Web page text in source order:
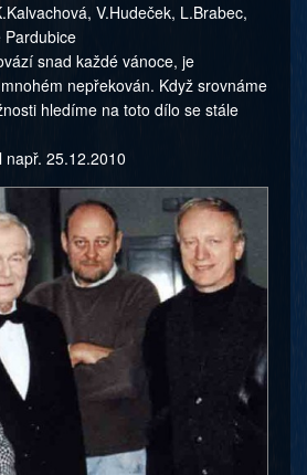
V.Hudeček, L.Brabec,
Pardubice
snad každé vánoce, je
nepřekován. Když srovnáme
hledíme na toto dílo se stále
25.12.2010